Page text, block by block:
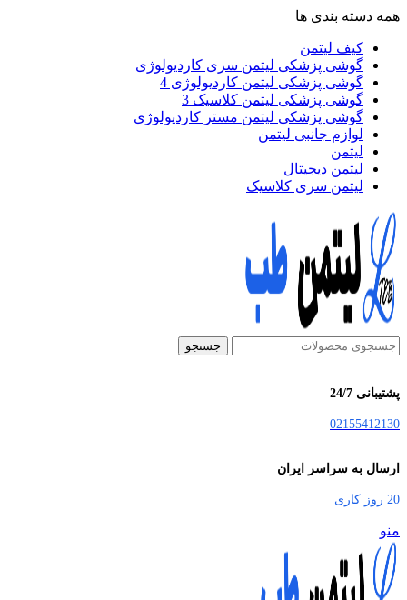
همه دسته بندی ها
کیف لیتمن
گوشی پزشکی لیتمن سری کاردیولوژی
گوشی پزشکی لیتمن کاردیولوژی 4
گوشی پزشکی لیتمن کلاسیک 3
گوشی پزشکی لیتمن مستر کاردیولوژی
لوازم جانبی لیتمن
لیتمن
لیتمن دیجیتال
لیتمن سری کلاسیک
جستجو
پشتیبانی 24/7
02155412130
ارسال به سراسر ایران
20 روز کاری
منو